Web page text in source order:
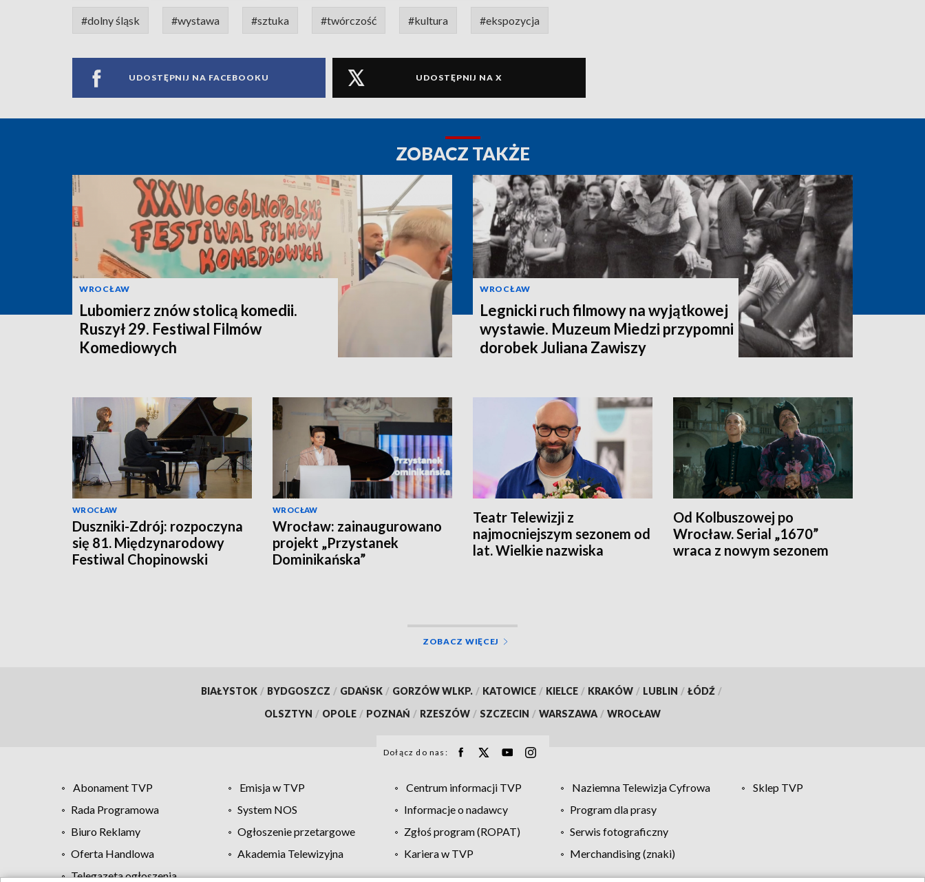
#dolny śląsk #wystawa #sztuka #twórczość #kultura #ekspozycja
UDOSTĘPNIJ NA FACEBOOKU UDOSTĘPNIJ NA X
ZOBACZ TAKŻE
WROCŁAW
Lubomierz znów stolicą komedii.
Ruszył 29. Festiwal Filmów
Komediowych
WROCŁAW
Legnicki ruch filmowy na wyjątkowej
wystawie. Muzeum Miedzi przypomni
dorobek Juliana Zawiszy
WROCŁAW
Duszniki-Zdrój: rozpoczyna
się 81. Międzynarodowy
Festiwal Chopinowski
WROCŁAW
Wrocław: zainaugurowano
projekt „Przystanek
Dominikańska”
Teatr Telewizji z
najmocniejszym sezonem od
lat. Wielkie nazwiska
Od Kolbuszowej po
Wrocław. Serial „1670”
wraca z nowym sezonem
ZOBACZ WIĘCEJ
BIAŁYSTOK / BYDGOSZCZ / GDAŃSK / GORZÓW WLKP. / KATOWICE / KIELCE / KRAKÓW / LUBLIN / ŁÓDŹ /
OLSZTYN / OPOLE / POZNAŃ / RZESZÓW / SZCZECIN / WARSZAWA / WROCŁAW
Dołącz do nas:
Abonament TVP Emisja w TVP Centrum informacji TVP Naziemna Telewizja Cyfrowa
Sklep TVP
Rada Programowa
System NOS Informacje o nadawcy
Program dla prasy
Biuro Reklamy
Ogłoszenie przetargowe Zgłoś program (ROPAT)
Serwis fotograficzny
Oferta Handlowa
Akademia Telewizyjna Kariera w TVP
Merchandising (znaki)
Telegazeta ogłoszenia